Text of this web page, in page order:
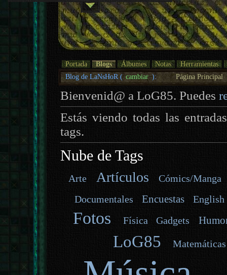
Portada Blogs Álbumes Notas
Herramientas
Blog de LaNsHoR ( cambiar ): Página Principal
Bienvenid@ a LoG85. Puedes
Estás viendo todas las
tags.
Nube de Tags
Arte Artículos Cómics/Manga
Documentales Encuestas English
Fotos Física Gadgets
LoG85 Matemáticas